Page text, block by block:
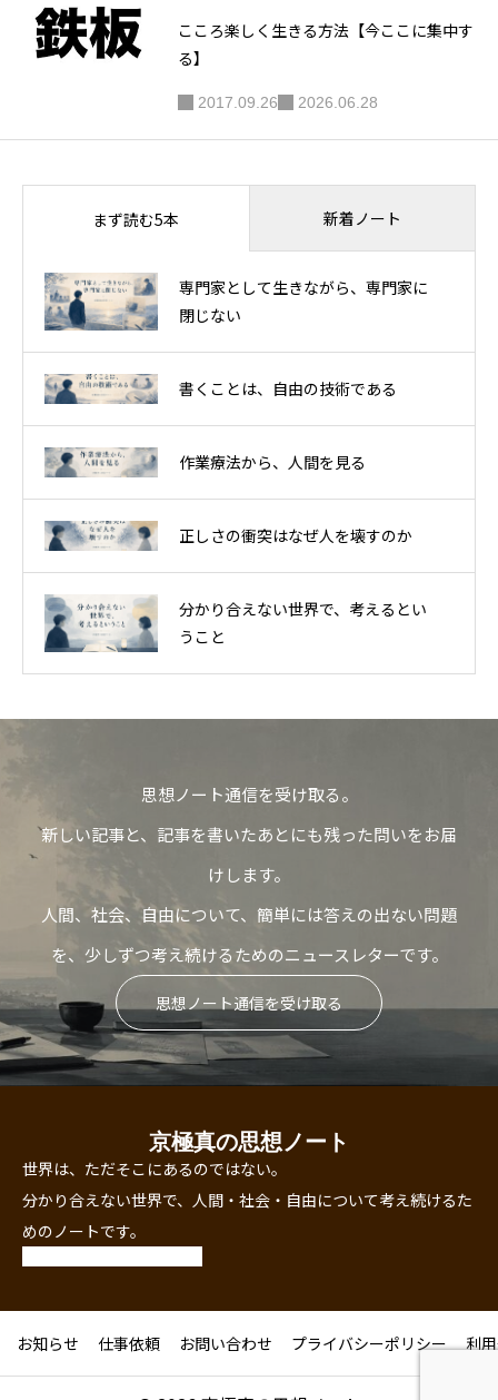
こころ楽しく生きる方法【今ここに集中す
る】
2017.09.26 2026.06.28
まず読む5本 新着ノート
専門家として生きながら、専門家に
閉じない
書くことは、自由の技術である
作業療法から、人間を見る
正しさの衝突はなぜ人を壊すのか
分かり合えない世界で、考えるとい
うこと
思想ノート通信を受け取る。
新しい記事と、記事を書いたあとにも残った問いをお届
けします。
人間、社会、自由について、簡単には答えの出ない問題
を、少しずつ考え続けるためのニュースレターです。
思想ノート通信を受け取る
京極真の思想ノート
世界は、ただそこにあるのではない。
分かり合えない世界で、人間・社会・自由について考え続けるた
めのノートです。
お知らせ 仕事依頼 お問い合わせ プライバシーポリシー 利